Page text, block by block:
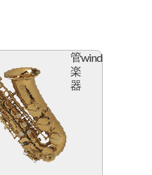
管
楽
器
wind